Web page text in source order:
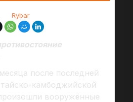
Rybar
после последней
камбоджийской
вооружённые